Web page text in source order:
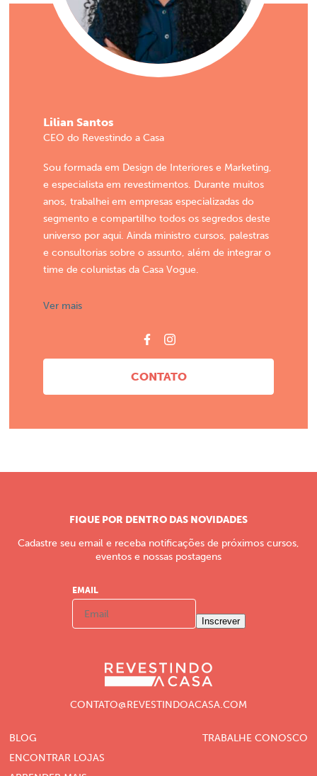
Lilian Santos
CEO do Revestindo a Casa
Sou formada em Design de Interiores e Marketing,
e especialista em revestimentos. Durante muitos
anos, trabalhei em empresas especializadas do
segmento e compartilho todos os segredos deste
universo por aqui. Ainda ministro cursos, palestras
e consultorias sobre o assunto, além de integrar o
time de colunistas da Casa Vogue.
Ver mais
CONTATO
FIQUE POR DENTRO DAS NOVIDADES
Cadastre seu email e receba notificações de próximos cursos,
eventos e nossas postagens
EMAIL
Inscrever
CONTATO@REVESTINDOACASA.COM
BLOG
ENCONTRAR LOJAS
TRABALHE CONOSCO